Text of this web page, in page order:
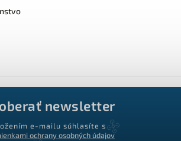
newsletter
e-mailu súhlasíte s
ochrany osobných údajov